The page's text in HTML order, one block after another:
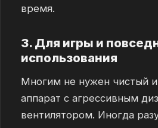
время.
3. Для игры и
использования
Многим не нужен чистый
аппарат с агрессивным
вентилятором. Иногда